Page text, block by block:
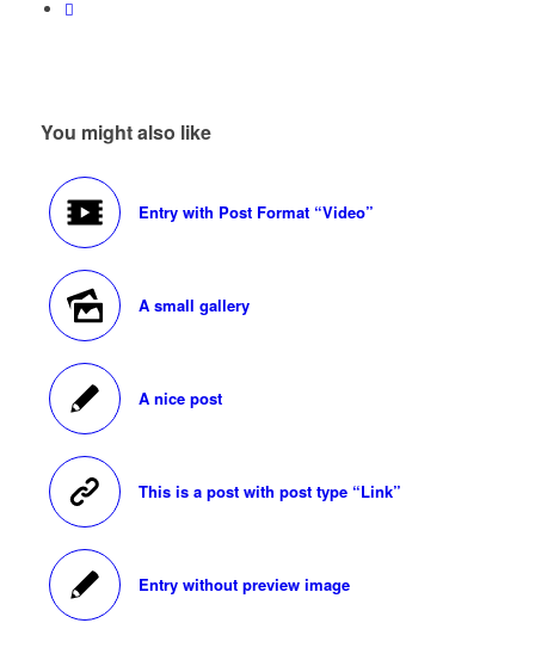
You might also like
Entry with Post Format “Video”
A small gallery
A nice post
This is a post with post type “Link”
Entry without preview image